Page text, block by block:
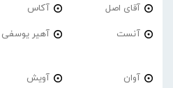
آقای اصل آکاس
آنست آهیر یوسفی
آوان آویش